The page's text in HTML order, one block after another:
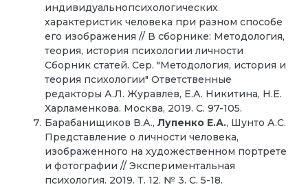
индивидуальнопсихологических
характеристик человека при разном способе
его изображения // В сборнике: Методология,
теория, история психологии личности
Сборник статей. Сер. "Методология, история и
теория психологии" Ответственные
редакторы А.Л. Журавлев, Е.А. Никитина, Н.Е.
Харламенкова. Москва, 2019. С. 97-105.
Барабанищиков В.А., Лупенко Е.А., Шунто А.С.
Представление о личности человека,
изображенного на художественном портрете
и фотографии // Экспериментальная
психология. 2019. Т. 12. № 3. С. 5-18.